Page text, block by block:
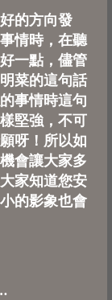
的方向發
情時，在聽
一點，儘管
菜的這句話
事情時這句
堅強，不可
呀！所以如
會讓大家多
家知道您安
的影象也會